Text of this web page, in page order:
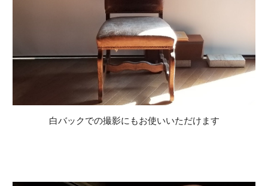
白バックでの撮影にもお使いいただけます